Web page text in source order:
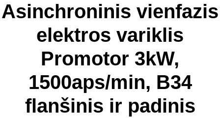
Asinchroninis vienfazis
elektros variklis
Promotor 3kW,
1500aps/min, B34
flanšinis ir padinis